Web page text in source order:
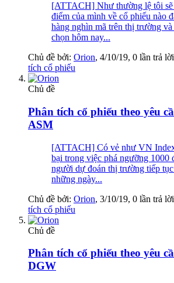
[ATTACH] Như thường lệ tôi sẽ
điểm của mình về cổ phiếu nào
hàng nghìn mã trên thị trường
chọn hôm nay...
Chủ đề bởi: Orion, 4/10/19, 0 lần trả
tích cổ phiếu
Chủ đề
Phân tích cổ phiếu theo yêu
ASM
[ATTACH] Có vẻ như VN
bại trong việc phá ngưỡng 1000
người dự đoán thị trường tiếp
những ngày...
Chủ đề bởi: Orion, 3/10/19, 0 lần trả
tích cổ phiếu
Chủ đề
Phân tích cổ phiếu theo yêu
DGW